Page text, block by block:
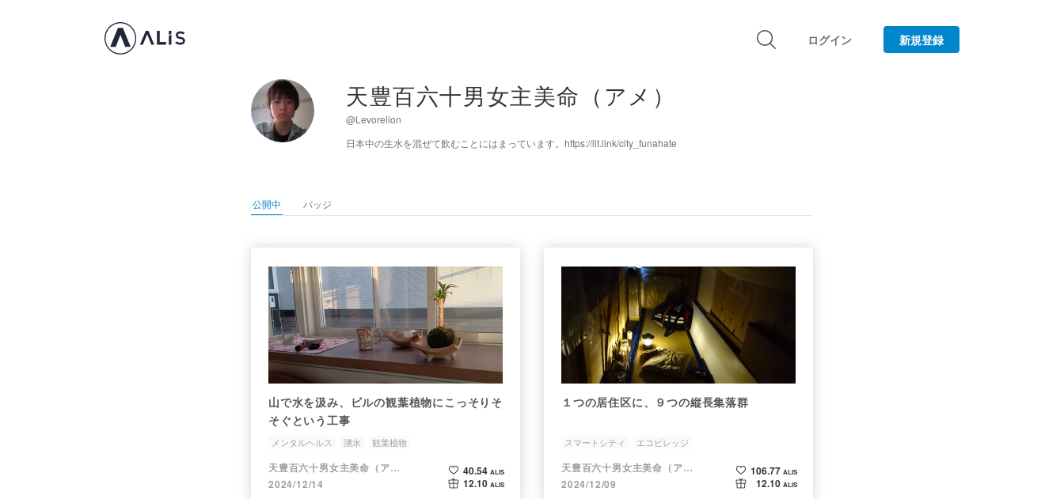
ログイン 新規登録
天豊百六十男女主美命（アメ）
@Levorelion
日本中の生水を混ぜて飲むことにはまっています。https://lit.link/city_funahate
公開中 バッジ
山で水を汲み、ビルの観葉植物にこっそりそ
そぐという工事
メンタルヘルス 湧水 観葉植物
天豊百六十男女主美命（アメ）
2024/12/14
40.54 ALIS
12.10 ALIS
１つの居住区に、９つの縦長集落群
スマートシティ エコビレッジ
天豊百六十男女主美命（アメ）
2024/12/09
106.77 ALIS
12.10 ALIS